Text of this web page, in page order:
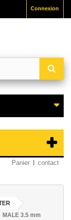
Connexion
Panier contact
MALE 3.5 mm